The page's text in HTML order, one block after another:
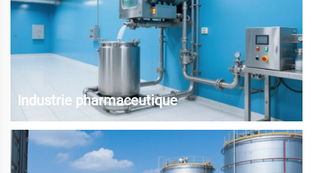
rares, etc.
Industrie pharmaceutique
Production de phosphores (EL, Matériau Électroluminescent) pour les
semi-conducteurs, pesticides, médicaments et agents de traitement
de l'eau.